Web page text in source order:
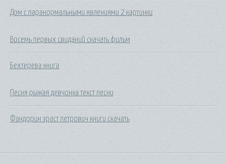
Дом с паранормальными явлениями 2 картинки
Восемь первых свиданий скачать фильм
Бехтерева книга
Песня рыжая девчонка текст песни
Фандорин эраст петрович книги скачать